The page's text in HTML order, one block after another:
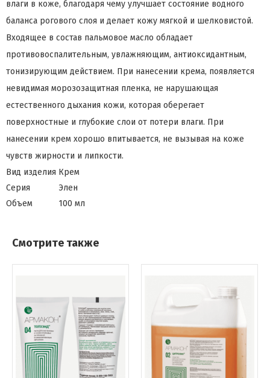
влаги в коже, благодаря чему улучшает состояние водного
баланса рогового слоя и делает кожу мягкой и шелковистой.
Входящее в состав пальмовое масло обладает
противовоспалительным, увлажняющим, антиоксидантным,
тонизирующим действием. При нанесении крема, появляется
невидимая морозозащитная пленка, не нарушающая
естественного дыхания кожи, которая оберегает
поверхностные и глубокие слои от потери влаги. При
нанесении крем хорошо впитывается, не вызывая на коже
чувств жирности и липкости.
Вид изделия Крем
Серия
Элен
Объем
100 мл
Смотрите также